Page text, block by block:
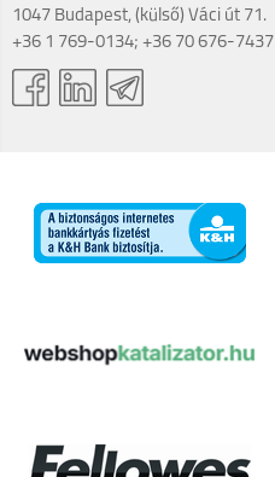
1047 Budapest, (külső) Váci út 71.
+36 1 769-0134; +36 70 676-7437